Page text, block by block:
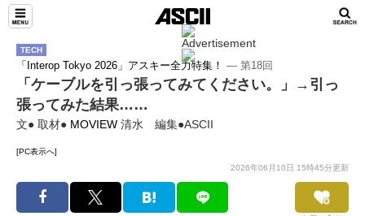
TECH
「Interop Tokyo 2026」アスキー全力特集！ ― 第18回
「ケーブルを引っ張ってみてください。」→引っ
張ってみた結果……
文● 取材● MOVIEW 清水 編集●ASCII
[PC表示へ]
2026年06月10日 15時45分更新